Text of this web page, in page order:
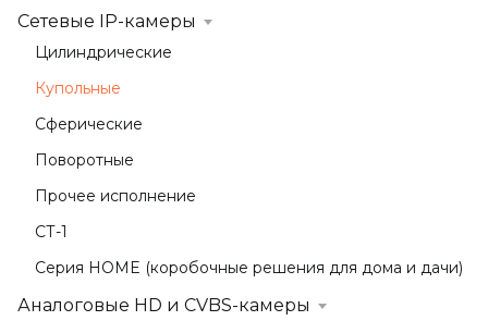
Сетевые IP-камеры
Цилиндрические
Купольные
Сферические
Поворотные
Прочее исполнение
СТ-1
Серия HOME (коробочные решения для дома и дачи)
Аналоговые HD и CVBS-камеры